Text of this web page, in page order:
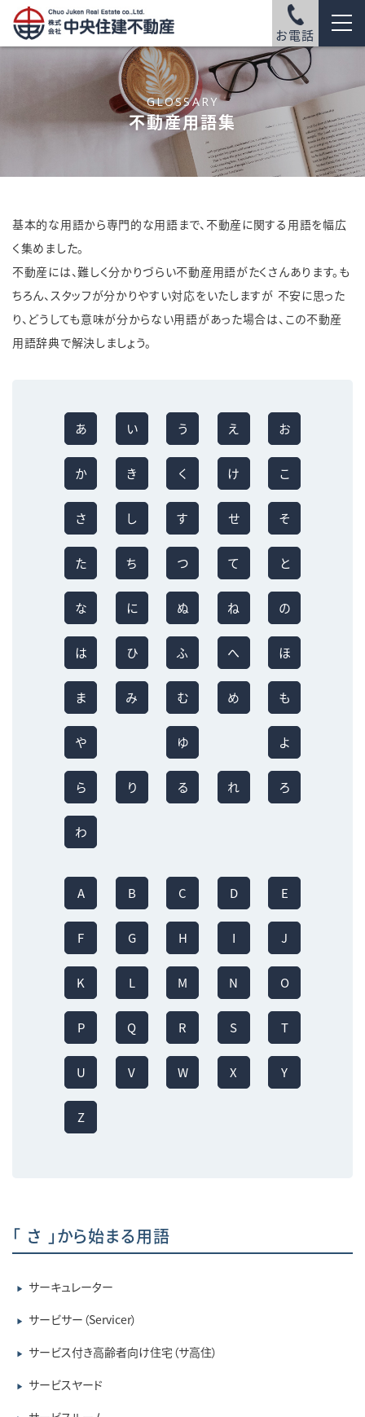
お電話
GLOSSARY
不動産用語集
基本的な用語から専門的な用語まで、不動産に関する用語を幅広
く集めました。
不動産には、難しく分かりづらい不動産用語がたくさんあります。も
ちろん、スタッフが分かりやすい対応をいたしますが 不安に思った
り、どうしても意味が分からない用語があった場合は、この不動産
用語辞典で解決しましょう。
あ い う え お
か き く け こ
さ し す せ そ
た ち つ て と
な に ぬ ね の
は ひ ふ へ ほ
ま み む め も
や ゆ よ
ら り る れ ろ
わ
A B C D E
F G H I J
K L M N O
P Q R S T
U V W X Y
Z
「 さ 」から始まる用語
▶ サーキュレーター
▶ サービサー（Servicer）
▶ サービス付き高齢者向け住宅（サ高住）
▶ サービスヤード